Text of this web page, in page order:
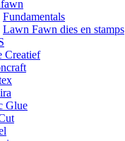
Fundamentals
Lawn Fawn dies en stamps
Creatief
Glue